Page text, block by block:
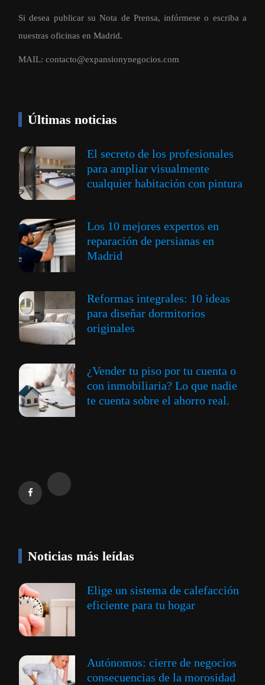
Si desea publicar su Nota de Prensa, infórmese o escriba a
nuestras oficinas en Madrid.
MAIL: contacto@expansionynegocios.com
Últimas noticias
El secreto de los profesionales
para ampliar visualmente
cualquier habitación con pintura
Los 10 mejores expertos en
reparación de persianas en
Madrid
Reformas integrales: 10 ideas
para diseñar dormitorios
originales
¿Vender tu piso por tu cuenta o
con inmobiliaria? Lo que nadie
te cuenta sobre el ahorro real.
Noticias más leídas
Elige un sistema de calefacción
eficiente para tu hogar
Autónomos: cierre de negocios
consecuencias de la morosidad